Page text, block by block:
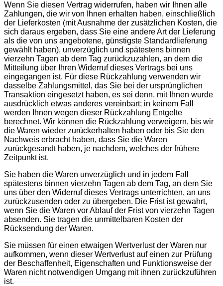
Wenn Sie diesen Vertrag widerrufen, haben wir Ihnen alle
Zahlungen, die wir von Ihnen erhalten haben, einschließlich
der Lieferkosten (mit Ausnahme der zusätzlichen Kosten, die
sich daraus ergeben, dass Sie eine andere Art der Lieferung
als die von uns angebotene, günstigste Standardlieferung
gewählt haben), unverzüglich und spätestens binnen
vierzehn Tagen ab dem Tag zurückzuzahlen, an dem die
Mitteilung über Ihren Widerruf dieses Vertrags bei uns
eingegangen ist. Für diese Rückzahlung verwenden wir
dasselbe Zahlungsmittel, das Sie bei der ursprünglichen
Transaktion eingesetzt haben, es sei denn, mit Ihnen wurde
ausdrücklich etwas anderes vereinbart; in keinem Fall
werden Ihnen wegen dieser Rückzahlung Entgelte
berechnet. Wir können die Rückzahlung verweigern, bis wir
die Waren wieder zurückerhalten haben oder bis Sie den
Nachweis erbracht haben, dass Sie die Waren
zurückgesandt haben, je nachdem, welches der frühere
Zeitpunkt ist.
Sie haben die Waren unverzüglich und in jedem Fall
spätestens binnen vierzehn Tagen ab dem Tag, an dem Sie
uns über den Widerruf dieses Vertrags unterrichten, an uns
zurückzusenden oder zu übergeben. Die Frist ist gewahrt,
wenn Sie die Waren vor Ablauf der Frist von vierzehn Tagen
absenden. Sie tragen die unmittelbaren Kosten der
Rücksendung der Waren.
Sie müssen für einen etwaigen Wertverlust der Waren nur
aufkommen, wenn dieser Wertverlust auf einen zur Prüfung
der Beschaffenheit, Eigenschaften und Funktionsweise der
Waren nicht notwendigen Umgang mit ihnen zurückzuführen
ist.